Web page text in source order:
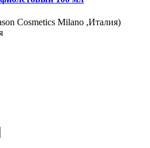
Cosmetics Milano ,Италия)